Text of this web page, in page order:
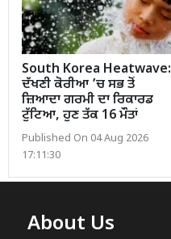
South Korea Heatwave:
ਦੱਖਣੀ ਕੋਰੀਆ ’ਚ ਸਭ ਤੋਂ
ਜ਼ਿਆਦਾ ਗਰਮੀ ਦਾ ਰਿਕਾਰਡ
ਟੁੱਟਿਆ, ਹੁਣ ਤੱਕ 16 ਮੌਤਾਂ
Published On 04 Aug 2026
17:11:30
About Us